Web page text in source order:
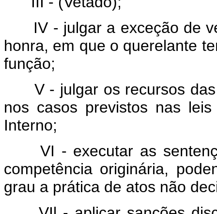
IV - julgar a exceção de
honra, em que o querelante
função;
V - julgar os recursos das
nos casos previstos nas
Interno;
VI - executar as
competência originária,
grau a prática de atos não